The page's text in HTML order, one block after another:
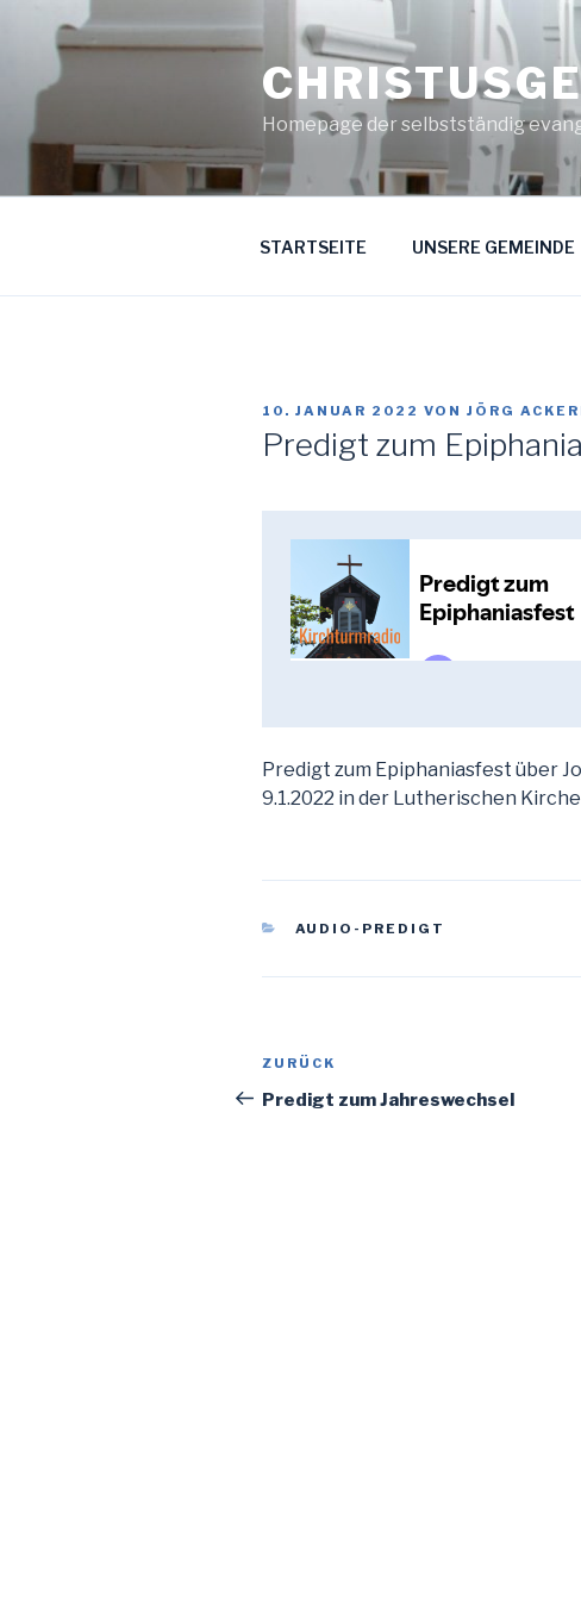
Homepage der selbstständig
STARTSEITE UNSERE GEMEINDE
VERÖFFENTLICHT
10. JANUAR 2022 VON JÖRG
Predigt zum
Predigt zum Epiphaniasfest über
9.1.2022 in der Lutherischen
KATEGORIEN
AUDIO-PREDIGT
Beitragsnavigation
Vorheriger
Beitrag
ZURÜCK
Predigt zum Jahreswechsel